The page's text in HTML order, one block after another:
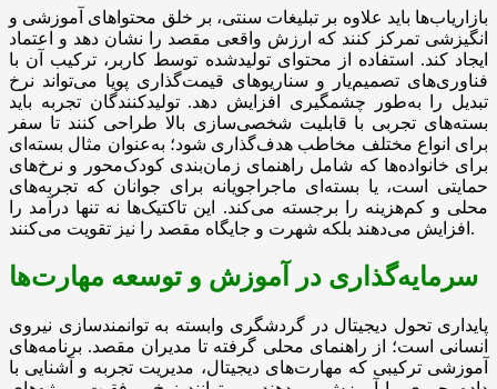
بازاریاب‌ها باید علاوه بر تبلیغات سنتی، بر خلق محتواهای آموزشی و
انگیزشی تمرکز کنند که ارزش واقعی مقصد را نشان دهد و اعتماد
ایجاد کند. استفاده از محتوای تولیدشده توسط کاربر، ترکیب آن با
فناوری‌های تصمیم‌یار و سناریوهای قیمت‌گذاری پویا می‌تواند نرخ
تبدیل را به‌طور چشمگیری افزایش دهد. تولیدکنندگان تجربه باید
بسته‌های تجربی با قابلیت شخصی‌سازی بالا طراحی کنند تا سفر
برای انواع مختلف مخاطب هدف‌گذاری شود؛ به‌عنوان مثال بسته‌ای
برای خانواده‌ها که شامل راهنمای زمان‌بندی کودک‌محور و نرخ‌های
حمایتی است، یا بسته‌ای ماجراجویانه برای جوانان که تجربه‌های
محلی و کم‌هزینه را برجسته می‌کند. این تاکتیک‌ها نه تنها درآمد را
افزایش می‌دهند بلکه شهرت و جایگاه مقصد را نیز تقویت می‌کنند.
سرمایه‌گذاری در آموزش و توسعه مهارت‌ها
پایداری تحول دیجیتال در گردشگری وابسته به توانمندسازی نیروی
انسانی است؛ از راهنمای محلی گرفته تا مدیران مقصد. برنامه‌های
آموزشی ترکیبی که مهارت‌های دیجیتال، مدیریت تجربه و آشنایی با